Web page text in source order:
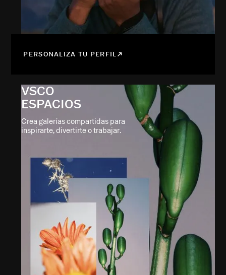
PERSONALIZA TU PERFIL
VSCO
ESPACIOS
Crea galerías compartidas para
inspirarte, divertirte o trabajar.